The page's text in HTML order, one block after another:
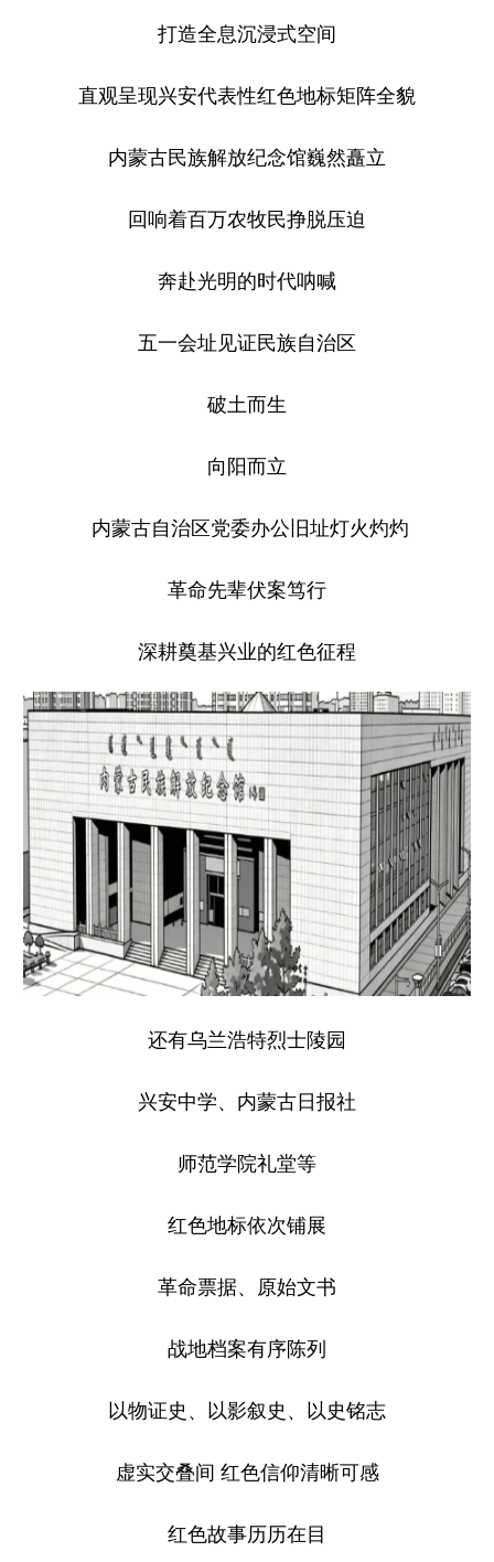
打造全息沉浸式空间
直观呈现兴安代表性红色地标矩阵全貌
内蒙古民族解放纪念馆巍然矗立
回响着百万农牧民挣脱压迫
奔赴光明的时代呐喊
五一会址见证民族自治区
破土而生
向阳而立
内蒙古自治区党委办公旧址灯火灼灼
革命先辈伏案笃行
深耕奠基兴业的红色征程
还有乌兰浩特烈士陵园
兴安中学、内蒙古日报社
师范学院礼堂等
红色地标依次铺展
革命票据、原始文书
战地档案有序陈列
以物证史、以影叙史、以史铭志
虚实交叠间 红色信仰清晰可感
红色故事历历在目